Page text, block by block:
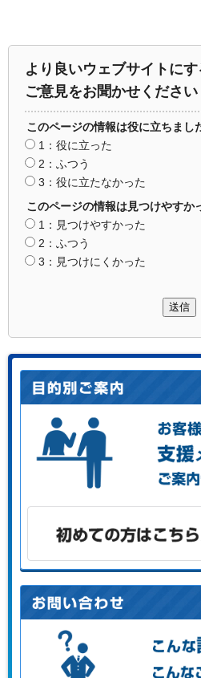
より良いウェブサイトに
ご意見をお聞かせください
このページの情報は役に立ちまし
1：役に立った
2：ふつう
3：役に立たなかった
このページの情報は見つけやすか
1：見つけやすかった
2：ふつう
3：見つけにくかった
送信
お客様の目的に応じた支援メニュ
初めての方はこちらから